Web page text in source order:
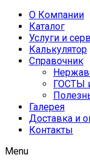
О Компании
Каталог
Услуги и
Калькулятор
Справочник
ГОСТЫ
Галерея
Доставка и
Контакты
Menu